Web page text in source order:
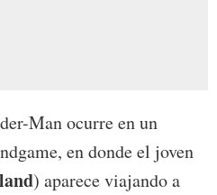
Man ocurre en un
en donde el joven
) aparece viajando a